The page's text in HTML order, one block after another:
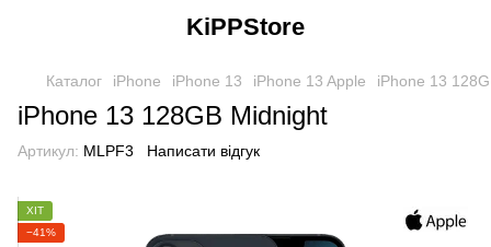
KiPPStore
Каталог iPhone iPhone 13 iPhone 13 Apple iPhone 13
iPhone 13 128GB Midnight
Артикул: MLPF3 Написати відгук
ХІТ
−41%